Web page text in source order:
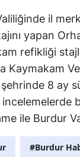
il
yapan
refikliği
Kaymakam
8 ay
ile Burdur
#Burdur